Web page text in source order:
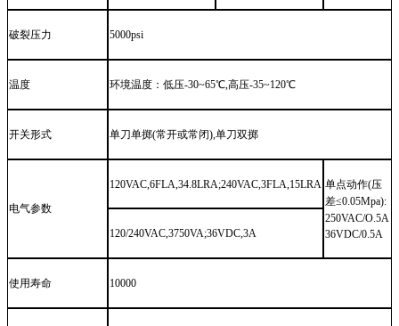
破裂压力 5000psi
温度 环境温度：低压-30~65℃,高压-35~120℃
开关形式 单刀单掷(常开或常闭),单刀双掷
电气参数
120VAC,6FLA,34.8LRA;240VAC,3FLA,15LRA 单点动作(压
差≤0.05Mpa):
250VAC/O.5A
36VDC/0.5A
120/240VAC,3750VA;36VDC,3A
使用寿命 10000